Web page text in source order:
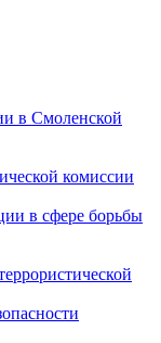
в Смоленской
комиссии
в сфере борьбы